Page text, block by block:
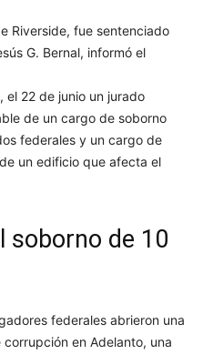
Riverside, fue sentenciado
G. Bernal, informó el
el 22 de junio un jurado
de un cargo de soborno
federales y un cargo de
un edificio que afecta el
soborno de 10
federales abrieron una
en Adelanto, una